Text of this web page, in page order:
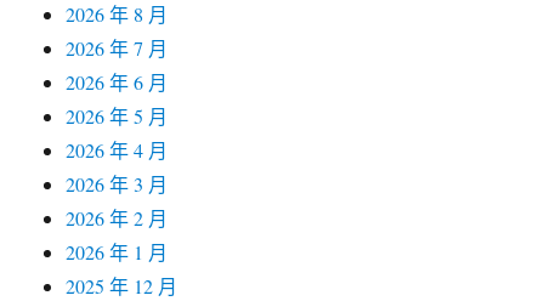
2026 年 8 月
2026 年 7 月
2026 年 6 月
2026 年 5 月
2026 年 4 月
2026 年 3 月
2026 年 2 月
2026 年 1 月
2025 年 12 月